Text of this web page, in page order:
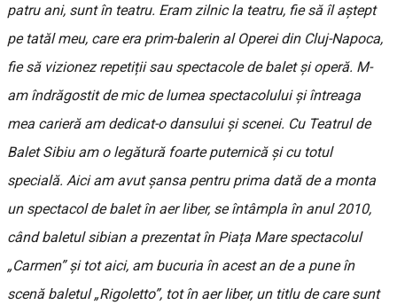
patru ani, sunt în teatru. Eram zilnic la teatru, fie să îl aștept
pe tatăl meu, care era prim-balerin al Operei din Cluj-Napoca,
fie să vizionez repetiții sau spectacole de balet și operă. M-
am îndrăgostit de mic de lumea spectacolului și întreaga
mea carieră am dedicat-o dansului și scenei. Cu Teatrul de
Balet Sibiu am o legătură foarte puternică și cu totul
specială. Aici am avut șansa pentru prima dată de a monta
un spectacol de balet în aer liber, se întâmpla în anul 2010,
când baletul sibian a prezentat în Piața Mare spectacolul
„Carmen” și tot aici, am bucuria în acest an de a pune în
scenă baletul „Rigoletto”, tot în aer liber, un titlu de care sunt